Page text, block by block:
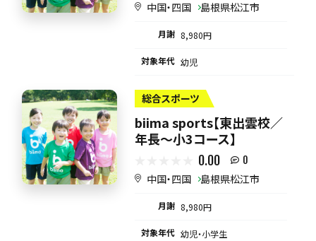
中国・四国 島根県松江市
月謝 8,980円
対象年代 幼児
総合スポーツ
biima sports【東出雲校／
年長～小3コース】
0.00 0
中国・四国 島根県松江市
月謝 8,980円
対象年代 幼児・小学生